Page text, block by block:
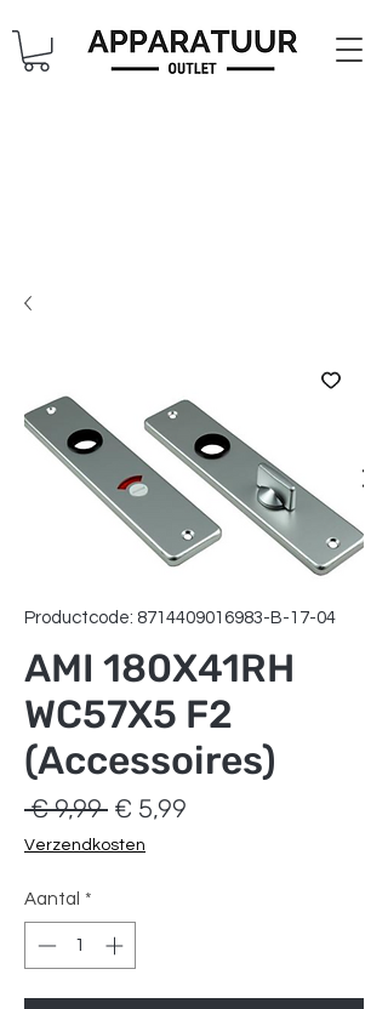
Productcode: 8714409016983-B-17-04
AMI 180X41RH
WC57X5 F2
(Accessoires)
€ 9,99 Normale
prijs
€ 5,99
Verzendkosten
Aantal *